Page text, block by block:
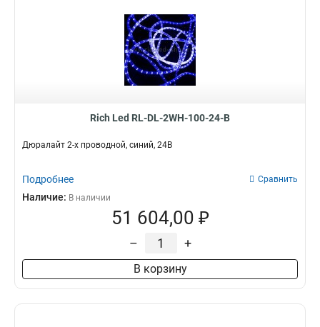
Rich Led RL-DL-2WH-100-24-B
Дюралайт 2-х проводной, синий, 24В
Подробнее Сравнить
Наличие: В наличии
51 604,00 ₽
– +
В корзину